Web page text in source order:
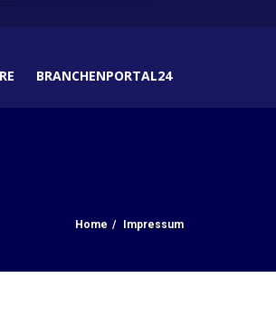
BRANCHENPORTAL24
Home Impressum